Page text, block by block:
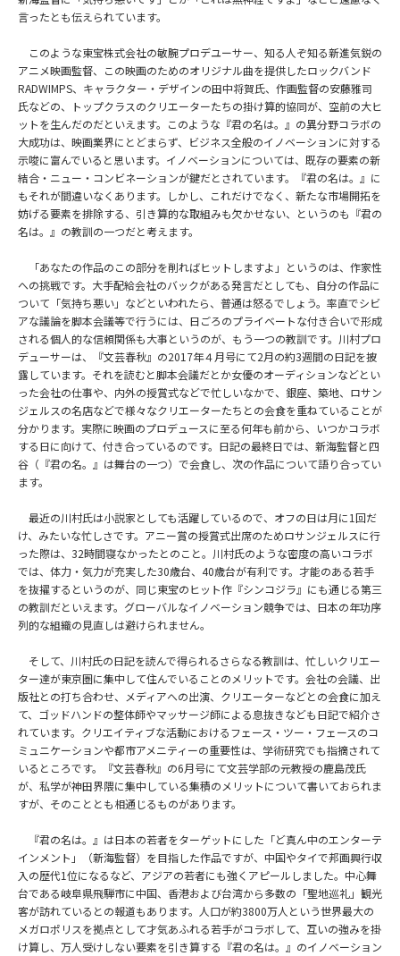
言ったとも伝えられています。
このような東宝株式会社の敏腕プロデユーサー、知る人ぞ知る新進気鋭の
アニメ映画監督、この映画のためのオリジナル曲を提供したロックバンド
RADWIMPS、キャラクター・デザインの田中将賀氏、作画監督の安藤雅司
氏などの、トップクラスのクリエーターたちの掛け算的協同が、空前の大ヒ
ットを生んだのだといえます。このような『君の名は。』の異分野コラボの
大成功は、映画業界にとどまらず、ビジネス全般のイノベーションに対する
示唆に富んでいると思います。イノベーションについては、既存の要素の新
結合・ニュー・コンビネーションが鍵だとされています。『君の名は。』に
もそれが間違いなくあります。しかし、これだけでなく、新たな市場開拓を
妨げる要素を排除する、引き算的な取組みも欠かせない、というのも『君の
名は。』の教訓の一つだと考えます。
「あなたの作品のこの部分を削ればヒットしますよ」というのは、作家性
への挑戦です。大手配給会社のバックがある発言だとしても、自分の作品に
ついて「気持ち悪い」などといわれたら、普通は怒るでしょう。率直でシビ
アな議論を脚本会議等で行うには、日ごろのプライベートな付き合いで形成
される個人的な信頼関係も大事というのが、もう一つの教訓です。川村プロ
デューサーは、『文芸春秋』の2017年４月号にて2月の約3週間の日記を披
露しています。それを読むと脚本会議だとか女優のオーディションなどとい
った会社の仕事や、内外の授賞式などで忙しいなかで、銀座、築地、ロサン
ジェルスの名店などで様々なクリエーターたちとの会食を重ねていることが
分かります。実際に映画のプロデュースに至る何年も前から、いつかコラボ
する日に向けて、付き合っているのです。日記の最終日では、新海監督と四
谷（『君の名。』は舞台の一つ）で会食し、次の作品について語り合ってい
ます。
最近の川村氏は小説家としても活躍しているので、オフの日は月に1回だ
け、みたいな忙しさです。アニー賞の授賞式出席のためロサンジェルスに行
った際は、32時間寝なかったとのこと。川村氏のような密度の高いコラボ
では、体力・気力が充実した30歳台、40歳台が有利です。才能のある若手
を抜擢するというのが、同じ東宝のヒット作『シンコジラ』にも通じる第三
の教訓だといえます。グローバルなイノベーション競争では、日本の年功序
列的な組織の見直しは避けられません。
そして、川村氏の日記を読んで得られるさらなる教訓は、忙しいクリエー
ター達が東京圏に集中して住んでいることのメリットです。会社の会議、出
版社との打ち合わせ、メディアへの出演、クリエーターなどとの会食に加え
て、ゴッドハンドの整体師やマッサージ師による息抜きなども日記で紹介さ
れています。クリエイティブな活動におけるフェース・ツー・フェースのコ
ミュニケーションや都市アメニティーの重要性は、学術研究でも指摘されて
いるところです。『文芸春秋』の6月号にて文芸学部の元教授の鹿島茂氏
が、私学が神田界隈に集中している集積のメリットについて書いておられま
すが、そのこととも相通じるものがあります。
『君の名は。』は日本の若者をターゲットにした「ど真ん中のエンターテ
インメント」（新海監督）を目指した作品ですが、中国やタイで邦画興行収
入の歴代1位になるなど、アジアの若者にも強くアピールしました。中心舞
台である岐阜県飛騨市に中国、香港および台湾から多数の「聖地巡礼」観光
客が訪れているとの報道もあります。人口が約3800万人という世界最大の
メガロポリスを拠点として才気あふれる若手がコラボして、互いの強みを掛
け算し、万人受けしない要素を引き算する『君の名は。』のイノベーション